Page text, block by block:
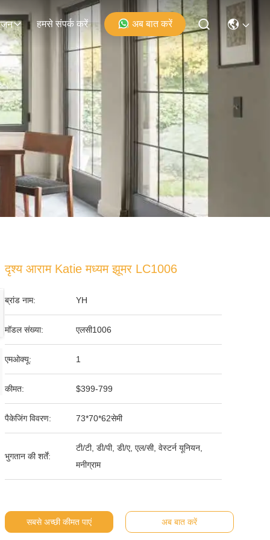
हमसे संपर्क करें अब बात करें
दृश्य आराम Katie मध्यम झूमर LC1006
ब्रांड नाम: YH
मॉडल संख्या: एलसी1006
एमओक्यू: 1
कीमत: $399-799
पैकेजिंग विवरण: 73*70*62सेमी
भुगतान की शर्तें:
टी/टी, डी/पी, डी/ए, एल/सी, वेस्टर्न यूनियन,
मनीग्राम
सबसे अच्छी कीमत पाएं अब बात करें